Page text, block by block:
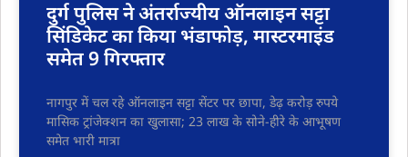
दुर्ग पुलिस ने अंतर्राज्यीय ऑनलाइन सट्टा
सिंडिकेट का किया भंडाफोड़, मास्टरमाइंड
समेत 9 गिरफ्तार
नागपुर में चल रहे ऑनलाइन सट्टा सेंटर पर छापा, डेढ़ करोड़ रुपये
मासिक ट्रांजेक्शन का खुलासा; 23 लाख के सोने-हीरे के आभूषण
समेत भारी मात्रा